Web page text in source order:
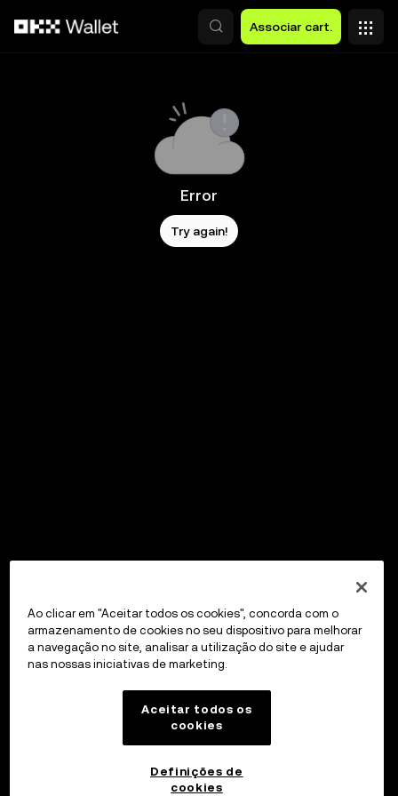
Associar cart.
Error
Try again!
Ao clicar em "Aceitar todos os cookies", concorda com o
armazenamento de cookies no seu dispositivo para melhorar
a navegação no site, analisar a utilização do site e ajudar
nas nossas iniciativas de marketing.
Aceitar todos os
cookies
Definições de
cookies